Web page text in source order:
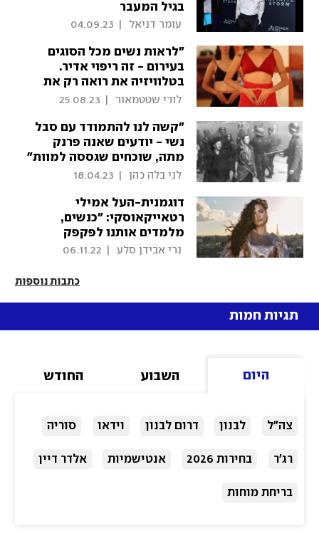
בגיל המעבר
עומר דניאל 04.09.23
"לראות נשים מכל הסוגים
בעירום - זה ריפוי אדיר.
בטלוויזיה את רואה רק את
המושלמות"
לורי שטטמאור 25.08.23
"קשה לנו להתמודד עם סבל
נשי - יודעים שאנה פרנק
מתה, שוכחים שגססה למוות"
לני בלה כהן 18.04.23
דוגמנית-העל אמילי
רטאייקאוסקי: "כנשים,
מלמדים אותנו לפקפק
באינסטינקטים שלנו"
נרי אבידן סלע 06.11.22
כתבות נוספות
תגיות חמות
היום השבוע החודש
צה"ל לבנון דרום לבנון וידאו סוריה
רג'ר בחירות 2026 אנטישמיות אלדר דיין
בריחת מוחות